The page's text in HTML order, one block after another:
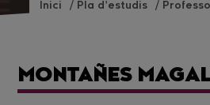
Inici Pla d’estudis
MONTAÑES